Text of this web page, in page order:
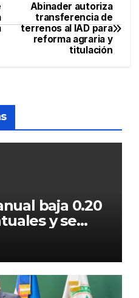
Abinader autoriza
transferencia de
terrenos al IAD para
reforma agraria y
titulación
baja 0.20
y se